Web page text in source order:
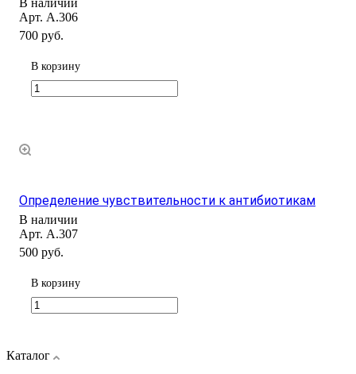
Арт. А.306
700 руб.
В корзину
Определение чувствительности к антибиотикам
В наличии
Арт. А.307
500 руб.
В корзину
Каталог